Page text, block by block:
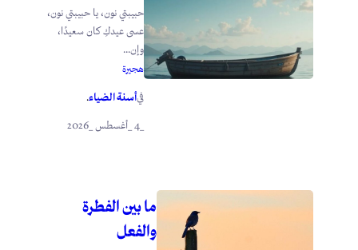
حبيبتي نون، يا حبيبتي نون،
عسى عيدكِ كان سعيدًا،
وإن...
هجيرة
فيأسنة الضياء.
ما بين الفطرة
والفعل